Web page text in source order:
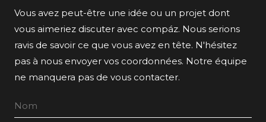
Vous avez peut-être une idée ou un projet dont
vous aimeriez discuter avec compáz. Nous serions
ravis de savoir ce que vous avez en tête. N'hésitez
pas à nous envoyer vos coordonnées. Notre équipe
ne manquera pas de vous contacter.